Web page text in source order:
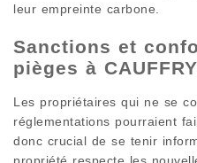
leur empreinte carbone.
Sanctions et
pièges à CAUFFRY
Les propriétaires qui ne se
réglementations pourraient
donc crucial de se tenir